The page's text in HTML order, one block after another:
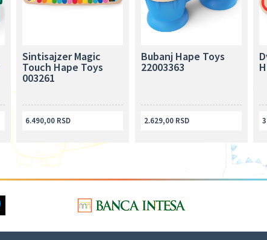
Sintisajzer Magic
Touch Hape Toys
003261
6.490,00 RSD
Bubanj Hape Toys
22003363
2.629,00 RSD